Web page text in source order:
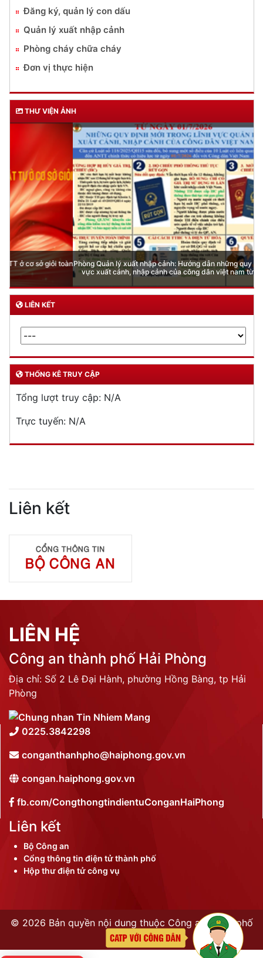
Đăng ký, quản lý con dấu
Quản lý xuất nhập cảnh
Phòng cháy chữa cháy
Đơn vị thực hiện
THƯ VIỆN ẢNH
Phòng Quản lý xuất nhập cảnh: Hướng dẫn những quy định mới trong lĩnh
vực xuất cảnh, nhập cảnh của công dân việt nam từ ngày 01/7/2026
LIÊN KẾT
THỐNG KÊ TRUY CẬP
Tổng lượt truy cập: N/A
Trực tuyến: N/A
Liên kết
LIÊN HỆ
Công an thành phố Hải Phòng
Địa chỉ: Số 2 Lê Đại Hành, phường Hồng Bàng, tp Hải
Phòng
0225.3842298
conganthanhpho@haiphong.gov.vn
congan.haiphong.gov.vn
fb.com/CongthongtindientuConganHaiPhong
Liên kết
Bộ Công an
Cổng thông tin điện tử thành phố
Hộp thư điện tử công vụ
© 2026 Bản quyền nội dung thuộc Công an thành phố
Hải Phòng